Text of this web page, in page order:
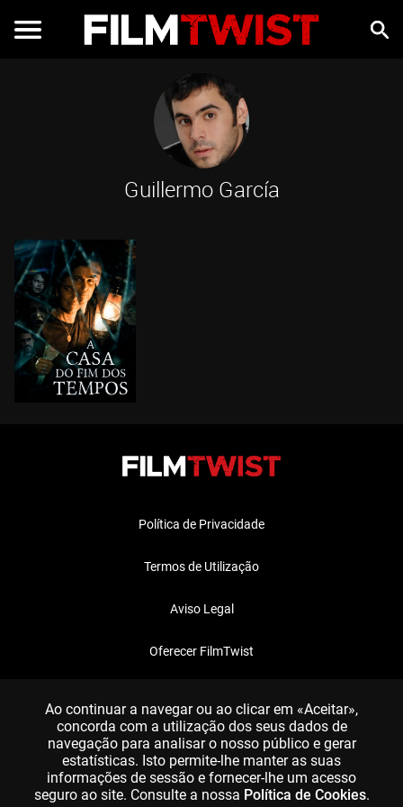
Guillermo García
Política de Privacidade
Termos de Utilização
Aviso Legal
Oferecer FilmTwist
Ao continuar a navegar ou ao clicar em «Aceitar»,
concorda com a utilização dos seus dados de
navegação para analisar o nosso público e gerar
estatísticas. Isto permite-lhe manter as suas
informações de sessão e fornecer-lhe um acesso
seguro ao site. Consulte a nossa Política de Cookies.